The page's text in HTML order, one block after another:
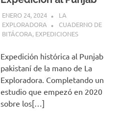
ENERO 24, 2024
LA
EXPLORADORA
CUADERNO DE
BITÁCORA, EXPEDICIONES
Expedición histórica al Punjab
pakistaní de la mano de La
Exploradora. Completando un
estudio que empezó en 2020
sobre los[…]